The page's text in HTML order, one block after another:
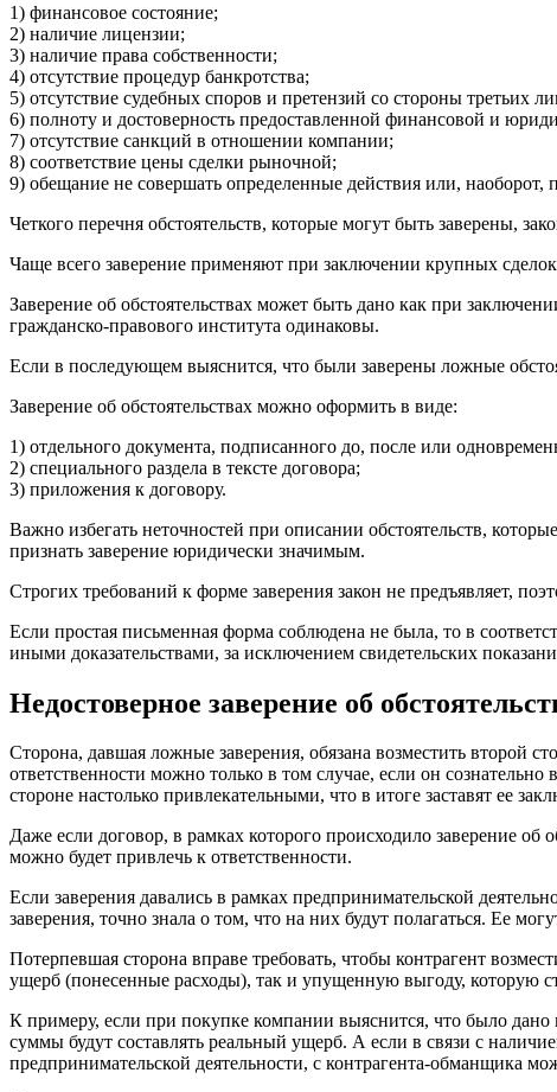
1) финансовое состояние;
2) наличие лицензии;
3) наличие права собственности;
4) отсутствие процедур банкротства;
5) отсутствие судебных споров и претензий со стороны третьих
6) полноту и достоверность предоставленной финансовой и
7) отсутствие санкций в отношении компании;
8) соответствие цены сделки рыночной;
9) обещание не совершать определенные действия или,
Четкого перечня обстоятельств, которые могут быть заверены,
Чаще всего заверение применяют при заключении крупных
Заверение об обстоятельствах может быть дано как при
гражданско-правового института одинаковы.
Если в последующем выяснится, что были заверены ложные
Заверение об обстоятельствах можно оформить в виде:
1) отдельного документа, подписанного до, после или
2) специального раздела в тексте договора;
3) приложения к договору.
Важно избегать неточностей при описании обстоятельств,
признать заверение юридически значимым.
Строгих требований к форме заверения закон не предъявляет,
Если простая письменная форма соблюдена не была, то в
иными доказательствами, за исключением свидетельских
Недостоверное заверение об
Сторона, давшая ложные заверения, обязана возместить второй
ответственности можно только в том случае, если он
стороне настолько привлекательными, что в итоге заставят ее
Даже если договор, в рамках которого происходило заверение
можно будет привлечь к ответственности.
Если заверения давались в рамках предпринимательской
заверения, точно знала о том, что на них будут полагаться. Ее
Потерпевшая сторона вправе требовать, чтобы контрагент
ущерб (понесенные расходы), так и упущенную выгоду, которую
К примеру, если при покупке компании выяснится, что было дано
суммы будут составлять реальный ущерб. А если в связи с
предпринимательской деятельности, с контрагента-обманщика